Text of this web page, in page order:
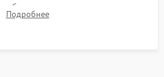
температурного режима и
формы выходного сигнала.
Подробнее